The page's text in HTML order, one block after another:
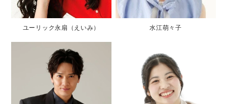
ユーリック永扇（えいみ） 水江萌々子